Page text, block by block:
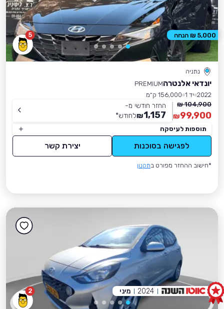
5
נתניה
יונדאי אלנטרהPREMIUM
2022 יד 1
156,000 ק״מ
104,900 ₪
99,900
₪
החזר חודשי מ-
1,157
₪לחודש*
תוספות לעיסקה
לפגישה בסוכנות יצירת קשר
*חישוב ההחזר מפורט בתקנון
5,000 ₪ הנחה
2 2024 מיני